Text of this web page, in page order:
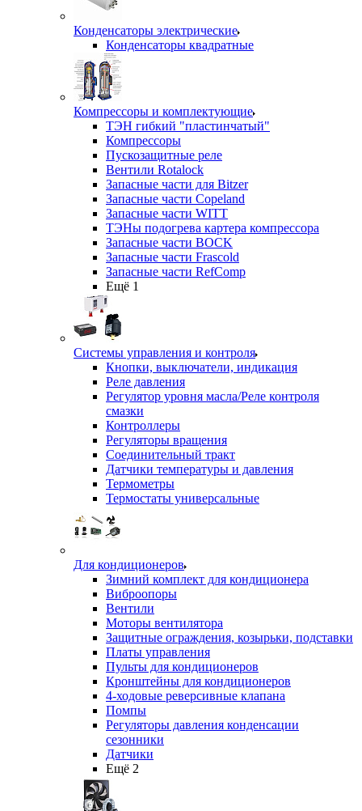
Конденсаторы электрические
Конденсаторы квадратные
Компрессоры и комплектующие
ТЭН гибкий "пластинчатый"
Компрессоры
Пускозащитные реле
Вентили Rotalock
Запасные части для Bitzer
Запасные части Copeland
Запасные части WITT
ТЭНы подогрева картера компрессора
Запасные части BOCK
Запасные части Frascold
Запасные части RefComp
Ещё 1
Системы управления и контроля
Кнопки, выключатели, индикация
Реле давления
Регулятор уровня масла/Реле контроля
смазки
Контроллеры
Регуляторы вращения
Соединительный тракт
Датчики температуры и давления
Термометры
Термостаты универсальные
Для кондиционеров
Зимний комплект для кондиционера
Виброопоры
Вентили
Моторы вентилятора
Защитные ограждения, козырьки, подставки
Платы управления
Пульты для кондиционеров
Кронштейны для кондиционеров
4-ходовые реверсивные клапана
Помпы
Регуляторы давления конденсации
сезонники
Датчики
Ещё 2